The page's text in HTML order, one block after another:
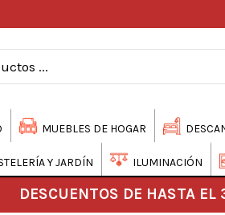
MUEBLES DE HOGAR
Y JARDÍN ILUMINACIÓN
DESCUENTOS DE HASTA EL